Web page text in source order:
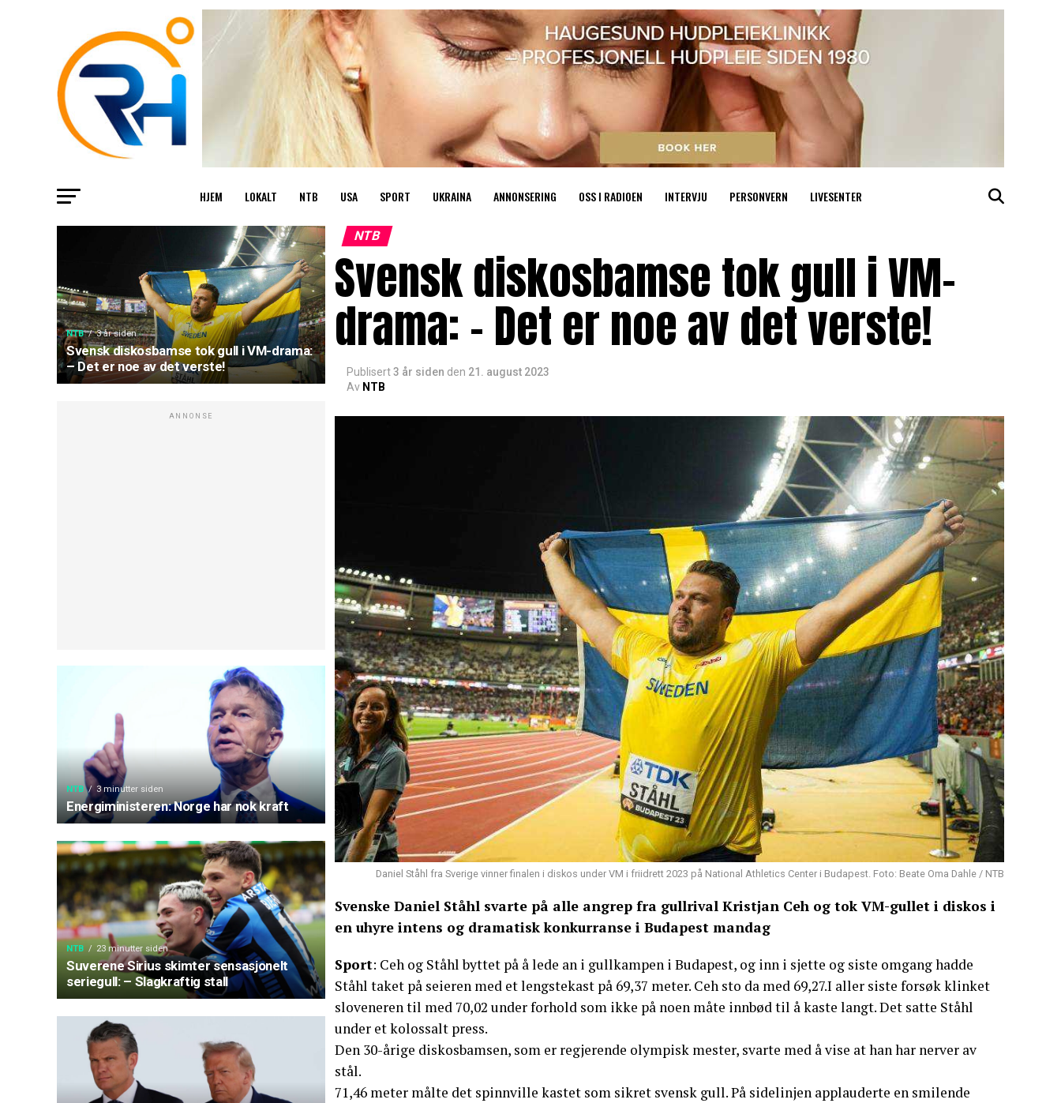
HJEM LOKALT NTB USA SPORT UKRAINA ANNONSERING OSS I RADIOEN INTERVJU PERSONVERN LIVESENTER
NTB 3 år siden
Svensk diskosbamse tok gull i VM-drama:
– Det er noe av det verste!
ANNONSE
NTB 3 minutter siden
Energiministeren: Norge har nok kraft
NTB 23 minutter siden
Suverene Sirius skimter sensasjonelt
seriegull: – Slagkraftig stall
NTB
Svensk diskosbamse tok gull i VM-
drama: – Det er noe av det verste!
Publisert3 år siden den 21. august 2023
Av NTB
Daniel Ståhl fra Sverige vinner finalen i diskos under VM i friidrett 2023 på National Athletics Center i Budapest. Foto: Beate Oma Dahle / NTB
Svenske Daniel Ståhl svarte på alle angrep fra gullrival Kristjan Ceh og tok VM-gullet i diskos i
en uhyre intens og dramatisk konkurranse i Budapest mandag
Sport: Ceh og Ståhl byttet på å lede an i gullkampen i Budapest, og inn i sjette og siste omgang hadde
Ståhl taket på seieren med et lengstekast på 69,37 meter. Ceh sto da med 69,27.I aller siste forsøk klinket
sloveneren til med 70,02 under forhold som ikke på noen måte innbød til å kaste langt. Det satte Ståhl
under et kolossalt press.
Den 30-årige diskosbamsen, som er regjerende olympisk mester, svarte med å vise at han har nerver av
stål.
71,46 meter målte det spinnville kastet som sikret svensk gull. På sidelinjen applauderte en smilende